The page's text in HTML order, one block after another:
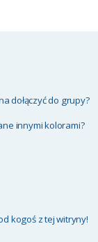
dołączyć do grupy?
innymi kolorami?
kogoś z tej witryny!